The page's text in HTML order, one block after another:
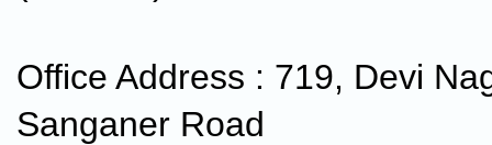
Office Address : 719, Devi
Sanganer Road